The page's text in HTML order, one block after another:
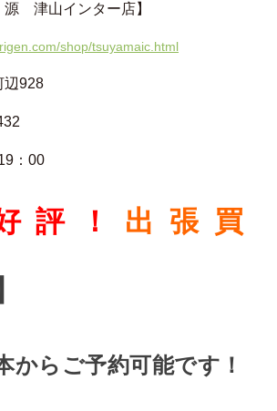
津山インター店】
shop/tsuyamaic.html
辺928
：00
評！ 出張買
からご予約可能です！